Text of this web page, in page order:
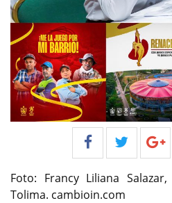
Foto: Francy Liliana
Tolima. cambioin.com